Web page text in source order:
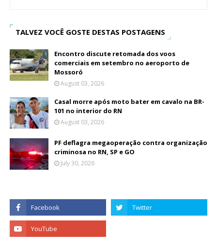
TALVEZ VOCÊ GOSTE DESTAS POSTAGENS
Encontro discute retomada dos voos
comerciais em setembro no aeroporto de
Mossoró
August 03, 2026
Casal morre após moto bater em cavalo na BR-
101 no interior do RN
August 03, 2026
PF deflagra megaoperação contra organização
criminosa no RN, SP e GO
July 30, 2026